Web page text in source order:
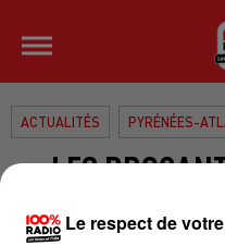
ACTUALITÉS PYRÉNÉES-
LES
VEULENT
Le respect de